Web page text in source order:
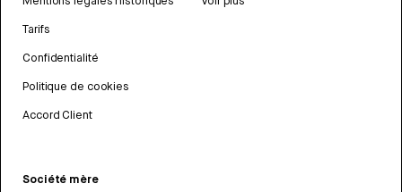
Tarifs
Confidentialité
Politique de cookies
Accord Client
Société mère